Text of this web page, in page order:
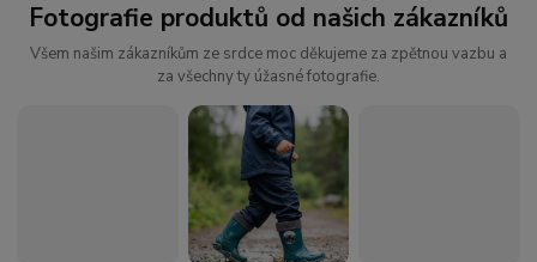
Fotografie produktů od našich zákazníků
Všem našim zákazníkům ze srdce moc děkujeme za zpětnou vazbu a
za všechny ty úžasné fotografie.